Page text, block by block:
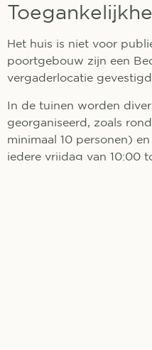
Het huis is niet voor
poortgebouw zijn een
vergaderlocatie gevestigd.
In de tuinen worden
georganiseerd, zoals
minimaal 10 personen)
iedere vrijdag van 10:00